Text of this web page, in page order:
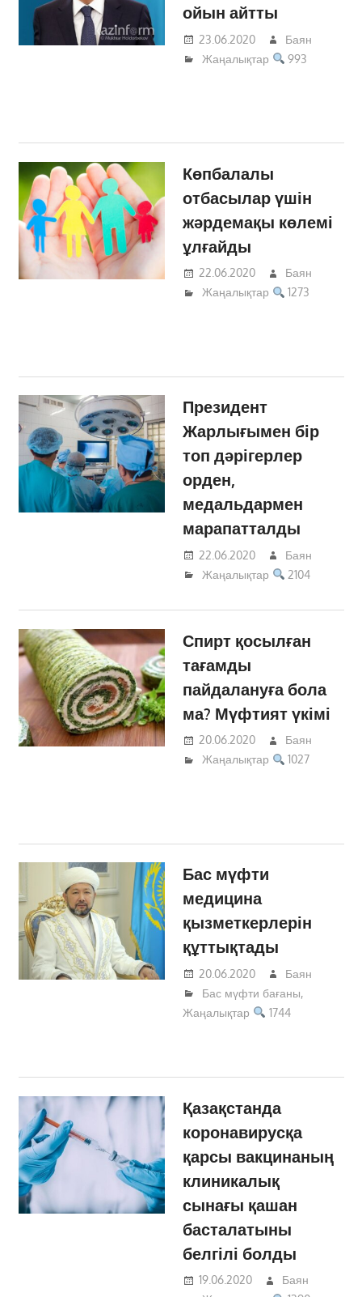
ойын айтты
23.06.2020
Баян
Жаңалықтар
993
Көпбалалы
отбасылар үшін
жәрдемақы көлемі
ұлғайды
22.06.2020
Баян
Жаңалықтар
1273
Президент
Жарлығымен бір
топ дәрігерлер
орден,
медальдармен
марапатталды
22.06.2020
Баян
Жаңалықтар
2104
Спирт қосылған
тағамды
пайдалануға бола
ма? Мүфтият үкімі
20.06.2020
Баян
Жаңалықтар
1027
Бас мүфти
медицина
қызметкерлерін
құттықтады
20.06.2020
Баян
Бас мүфти бағаны,
Жаңалықтар
1744
Қазақстанда
коронавирусқа
қарсы вакцинаның
клиникалық
сынағы қашан
басталатыны
белгілі болды
19.06.2020
Баян